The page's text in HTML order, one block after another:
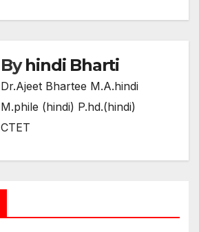
Byhindi Bharti
Dr.Ajeet Bhartee M.A.hindi
M.phile (hindi) P.hd.(hindi)
CTET